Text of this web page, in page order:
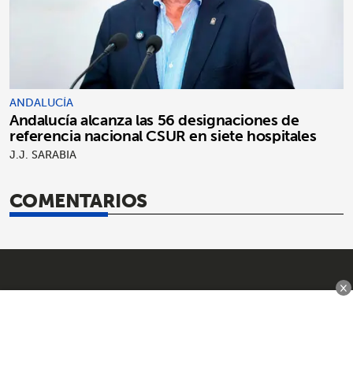
ANDALUCÍA
Andalucía alcanza las 56 designaciones de
referencia nacional CSUR en siete hospitales
J.J. SARABIA
COMENTARIOS
×